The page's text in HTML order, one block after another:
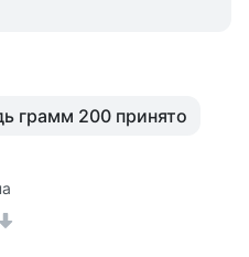
грамм 200 принято